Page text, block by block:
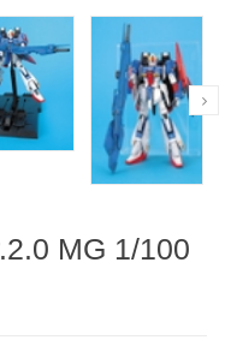
MG 1/100